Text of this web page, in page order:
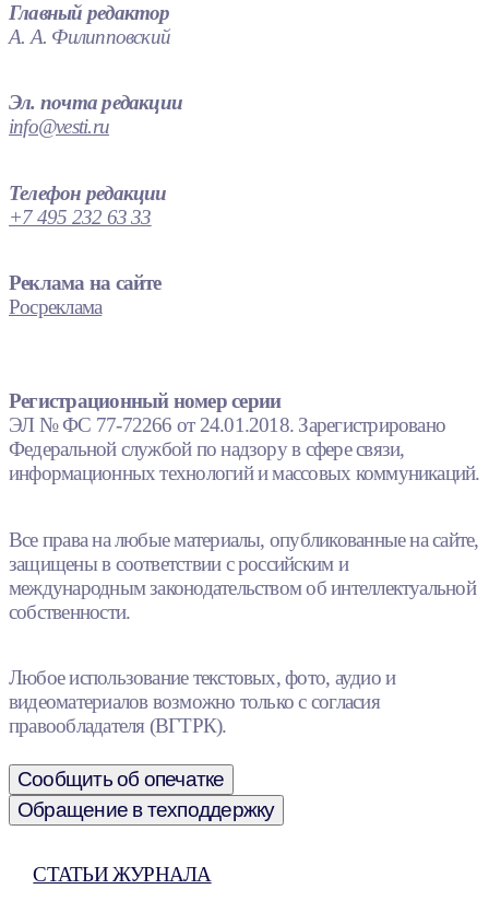
Главный редактор
А. А. Филипповский
Эл. почта редакции
info@vesti.ru
Телефон редакции
+7 495 232 63 33
Реклама на сайте
Росреклама
Регистрационный номер серии
ЭЛ № ФС 77-72266 от 24.01.2018. Зарегистрировано
Федеральной службой по надзору в сфере связи,
информационных технологий и массовых коммуникаций.
Все права на любые материалы, опубликованные на сайте,
защищены в соответствии с российским и
международным законодательством об интеллектуальной
собственности.
Любое использование текстовых, фото, аудио и
видеоматериалов возможно только с согласия
правообладателя (ВГТРК).
Сообщить об опечатке
Обращение в техподдержку
СТАТЬИ ЖУРНАЛА